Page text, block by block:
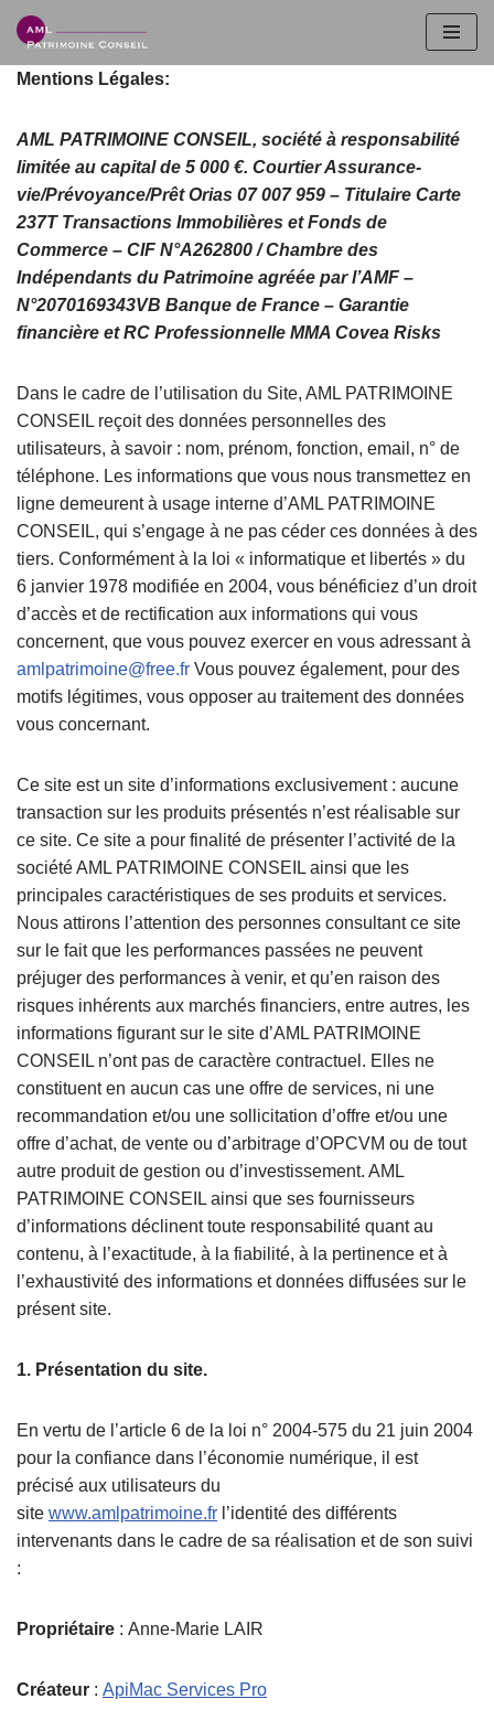
au
Mentions Légales:
AML PATRIMOINE CONSEIL, société à responsabilité
limitée au capital de 5 000 €. Courtier Assurance-
vie/Prévoyance/Prêt Orias 07 007 959 – Titulaire Carte
237T Transactions Immobilières et Fonds de
Commerce – CIF N°A262800 / Chambre des
Indépendants du Patrimoine agréée par l’AMF –
N°2070169343VB Banque de France – Garantie
financière et RC Professionnelle MMA Covea Risks
Dans le cadre de l’utilisation du Site, AML PATRIMOINE
CONSEIL reçoit des données personnelles des
utilisateurs, à savoir : nom, prénom, fonction, email, n° de
téléphone. Les informations que vous nous transmettez en
ligne demeurent à usage interne d’AML PATRIMOINE
CONSEIL, qui s’engage à ne pas céder ces données à des
tiers. Conformément à la loi « informatique et libertés » du
6 janvier 1978 modifiée en 2004, vous bénéficiez d’un droit
d’accès et de rectification aux informations qui vous
concernent, que vous pouvez exercer en vous adressant à
amlpatrimoine@free.fr Vous pouvez également, pour des
motifs légitimes, vous opposer au traitement des données
vous concernant.
Ce site est un site d’informations exclusivement : aucune
transaction sur les produits présentés n’est réalisable sur
ce site. Ce site a pour finalité de présenter l’activité de la
société AML PATRIMOINE CONSEIL ainsi que les
principales caractéristiques de ses produits et services.
Nous attirons l’attention des personnes consultant ce site
sur le fait que les performances passées ne peuvent
préjuger des performances à venir, et qu’en raison des
risques inhérents aux marchés financiers, entre autres, les
informations figurant sur le site d’AML PATRIMOINE
CONSEIL n’ont pas de caractère contractuel. Elles ne
constituent en aucun cas une offre de services, ni une
recommandation et/ou une sollicitation d’offre et/ou une
offre d’achat, de vente ou d’arbitrage d’OPCVM ou de tout
autre produit de gestion ou d’investissement. AML
PATRIMOINE CONSEIL ainsi que ses fournisseurs
d’informations déclinent toute responsabilité quant au
contenu, à l’exactitude, à la fiabilité, à la pertinence et à
l’exhaustivité des informations et données diffusées sur le
présent site.
1. Présentation du site.
En vertu de l’article 6 de la loi n° 2004-575 du 21 juin 2004
pour la confiance dans l’économie numérique, il est
précisé aux utilisateurs du
site www.amlpatrimoine.fr l’identité des différents
intervenants dans le cadre de sa réalisation et de son suivi
:
Propriétaire : Anne-Marie LAIR
Créateur : ApiMac Services Pro